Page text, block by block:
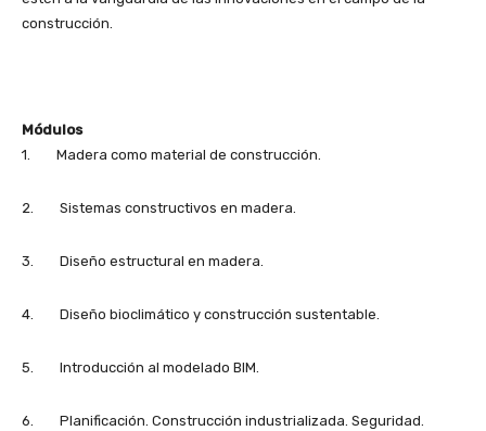
construcción.
Módulos
1. Madera como material de construcción.
2. Sistemas constructivos en madera.
3. Diseño estructural en madera.
4. Diseño bioclimático y construcción sustentable.
5. Introducción al modelado BIM.
6. Planificación. Construcción industrializada. Seguridad.